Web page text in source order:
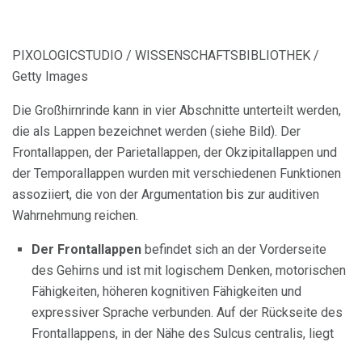
PIXOLOGICSTUDIO / WISSENSCHAFTSBIBLIOTHEK /
Getty Images
Die Großhirnrinde kann in vier Abschnitte unterteilt werden,
die als Lappen bezeichnet werden (siehe Bild). Der
Frontallappen, der Parietallappen, der Okzipitallappen und
der Temporallappen wurden mit verschiedenen Funktionen
assoziiert, die von der Argumentation bis zur auditiven
Wahrnehmung reichen.
Der Frontallappen befindet sich an der Vorderseite
des Gehirns und ist mit logischem Denken, motorischen
Fähigkeiten, höheren kognitiven Fähigkeiten und
expressiver Sprache verbunden. Auf der Rückseite des
Frontallappens, in der Nähe des Sulcus centralis, liegt